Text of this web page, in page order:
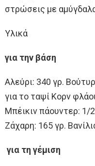
στρώσεις με
Υλικά
για την βάση
Αλεύρι: 340 γρ.
για το ταψί Κορν
Μπέικιν πάουντερ: 1/
Ζάχαρη: 165 γρ.
για τη γέμιση